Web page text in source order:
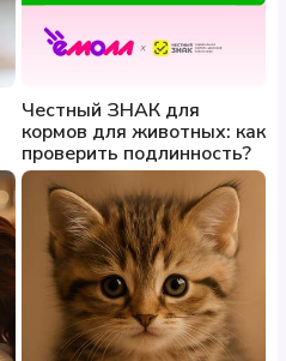
Честный ЗНАК для
кормов для животных: как
проверить подлинность?